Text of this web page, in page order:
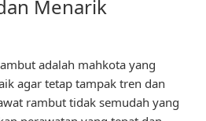
Menarik
adalah mahkota yang
agar tetap tampak tren dan
rambut tidak semudah yang